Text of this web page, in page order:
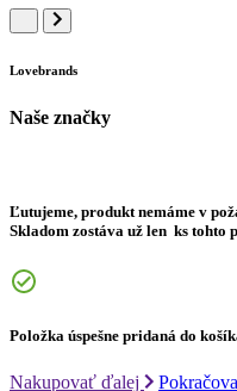
Lovebrands
Naše značky
Ľutujeme, produkt nemáme v
Skladom zostáva už len ks tohto
Položka úspešne pridaná do
Nakupovať ďalej